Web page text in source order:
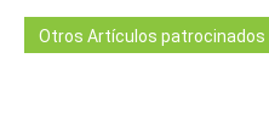
Otros Artículos patrocinados